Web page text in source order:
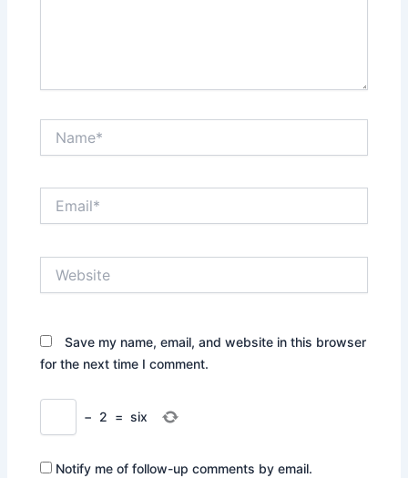
Save my name, email, and website in this browser
for the next time I comment.
− 2 = six
Notify me of follow-up comments by email.